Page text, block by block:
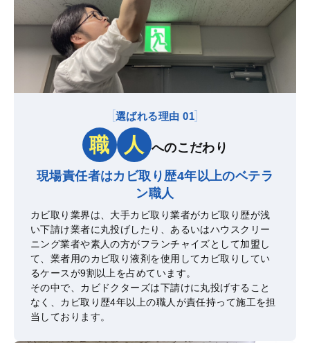
選ばれる理由 01
職 人 へのこだわり
現場責任者はカビ取り歴4年以上のベテラ
ン職人
カビ取り業界は、大手カビ取り業者がカビ取り歴が浅
い下請け業者に丸投げしたり、あるいはハウスクリー
ニング業者や素人の方がフランチャイズとして加盟し
て、業者用のカビ取り液剤を使用してカビ取りしてい
るケースが9割以上を占めています。
その中で、カビドクターズは下請けに丸投げすること
なく、カビ取り歴4年以上の職人が責任持って施工を担
当しております。